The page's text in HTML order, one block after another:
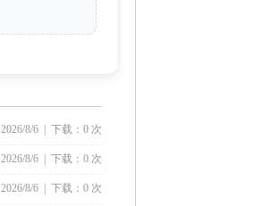
2026/8/6 | 下载：0 次
2026/8/6 | 下载：0 次
2026/8/6 | 下载：0 次